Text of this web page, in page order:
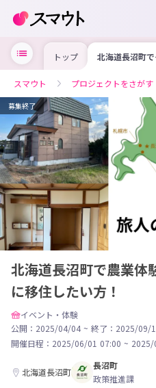
トップ 北海道長沼町で
業体験をしたい
したい方！
スマウト プロジェクトをさがす
募集終了
北海道長沼町で農業体
に移住したい方！
イベント・体験
公開：2025/04/04 ~ 終了：2025/09/
開催日程： 2025/06/01 07:00 ~
北海道長沼町
長沼町
政策推進課